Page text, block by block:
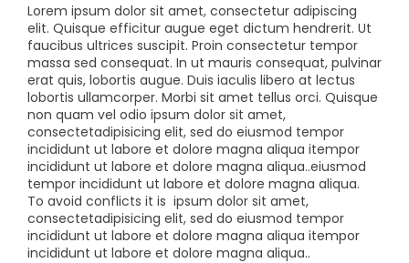
Lorem ipsum dolor sit amet, consectetur adipiscing
elit. Quisque efficitur augue eget dictum hendrerit. Ut
faucibus ultrices suscipit. Proin consectetur tempor
massa sed consequat. In ut mauris consequat, pulvinar
erat quis, lobortis augue. Duis iaculis libero at lectus
lobortis ullamcorper. Morbi sit amet tellus orci. Quisque
non quam vel odio ipsum dolor sit amet,
consectetadipisicing elit, sed do eiusmod tempor
incididunt ut labore et dolore magna aliqua itempor
incididunt ut labore et dolore magna aliqua..eiusmod
tempor incididunt ut labore et dolore magna aliqua.
To avoid conflicts it is ipsum dolor sit amet,
consectetadipisicing elit, sed do eiusmod tempor
incididunt ut labore et dolore magna aliqua itempor
incididunt ut labore et dolore magna aliqua..